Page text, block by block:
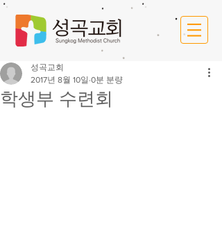
학생부 수련회
성곡교회
2017년 8월 10일 0분 분량